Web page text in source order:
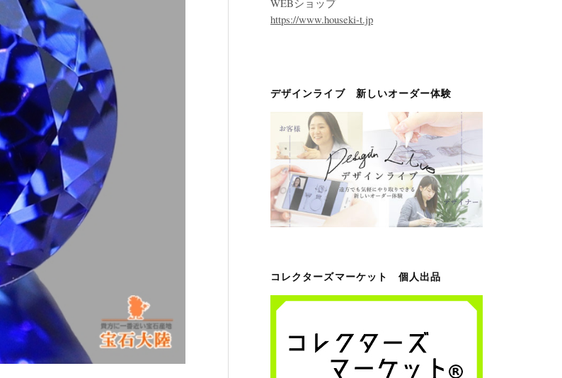
WEBショップ
https://www.houseki-t.jp
デザインライブ 新しいオーダー体験
コレクターズマーケット 個人出品